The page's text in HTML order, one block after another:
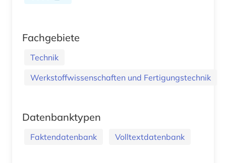
Fachgebiete
Technik
Werkstoffwissenschaften und Fertigungstechnik
Datenbanktypen
Faktendatenbank Volltextdatenbank